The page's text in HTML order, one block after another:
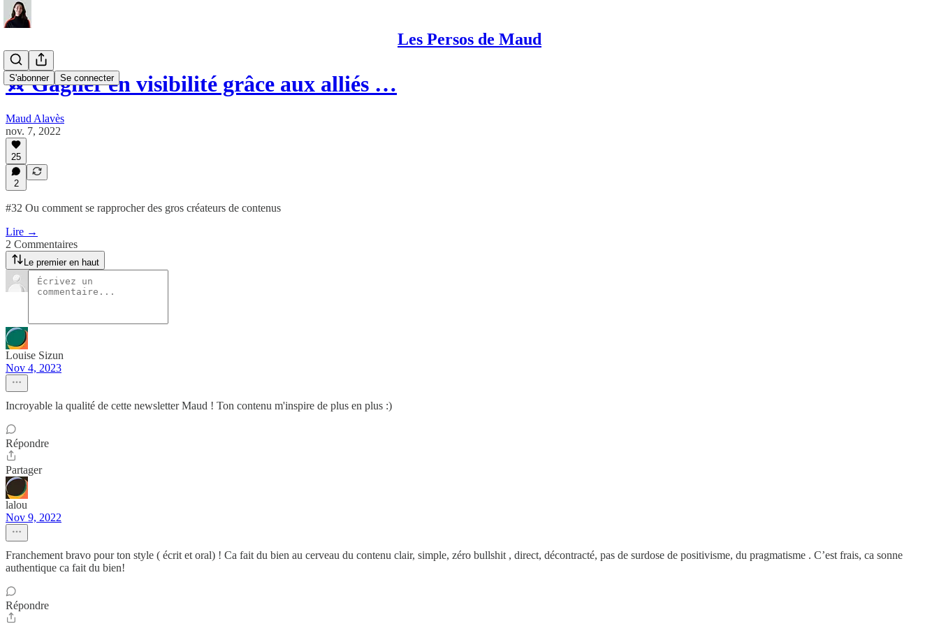
Les Persos de Maud
S'abonner Se connecter
⚔️ Gagner en visibilité grâce aux alliés …
Maud Alavès
nov. 7, 2022
25
2
#32 Ou comment se rapprocher des gros créateurs de contenus
Lire →
2 Commentaires
Le premier en haut
Louise Sizun
Nov 4, 2023
Incroyable la qualité de cette newsletter Maud ! Ton contenu m'inspire de plus en plus :)
Répondre
Partager
lalou
Nov 9, 2022
Franchement bravo pour ton style ( écrit et oral) ! Ca fait du bien au cerveau du contenu clair, simple, zéro bullshit , direct, décontracté, pas de surdose de positivisme, du pragmatisme . C’est frais, ca sonne
authentique ca fait du bien!
Répondre